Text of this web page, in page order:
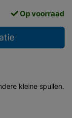
Op voorraad
kleine spullen.